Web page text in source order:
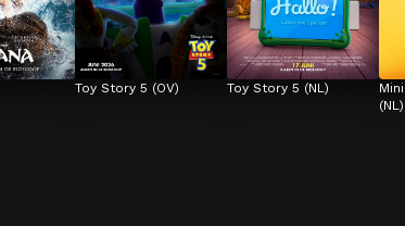
Toy Story 5 (OV) Toy Story 5 (NL)
(NL)